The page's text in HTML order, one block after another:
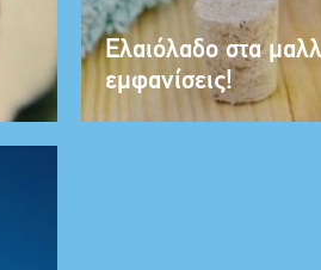
Ελαιόλαδο στα
εμφανίσεις!